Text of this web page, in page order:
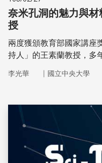
奈米孔洞的魅力與
授
兩度獲頒教育部國家講座
持人」的王素蘭教授，多
奈米孔洞的合成與結構的
頂尖研發能力的人才，對
李光華 ｜ 國立中央大學